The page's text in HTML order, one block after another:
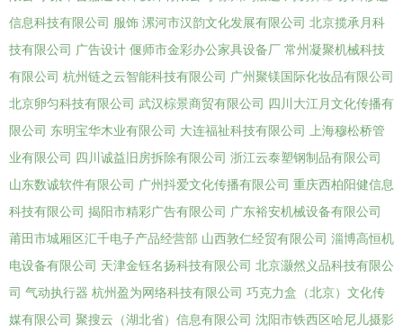
信息科技有限公司 服饰 漯河市汉韵文化发展有限公司 北京揽承月科
技有限公司 广告设计 偃师市金彩办公家具设备厂 常州凝聚机械科技
有限公司 杭州链之云智能科技有限公司 广州聚镁国际化妆品有限公司
北京卵匀科技有限公司 武汉棕景商贸有限公司 四川大江月文化传播有
限公司 东明宝华木业有限公司 大连福祉科技有限公司
上海穆松桥管
业有限公司 四川诚益旧房拆除有限公司 浙江云泰塑钢制品有限公司
山东数诚软件有限公司 广州抖爱文化传播有限公司 重庆西柏阳健信息
科技有限公司 揭阳市精彩广告有限公司 广东裕安机械设备有限公司
莆田市城厢区汇千电子产品经营部 山西敦仁经贸有限公司 淄博高恒机
电设备有限公司 天津金钰名扬科技有限公司 北京灏然义品科技有限公
司 气动执行器 杭州盈为网络科技有限公司 巧克力盒（北京）文化传
媒有限公司 聚搜云（湖北省）信息有限公司 沈阳市铁西区哈尼儿摄影